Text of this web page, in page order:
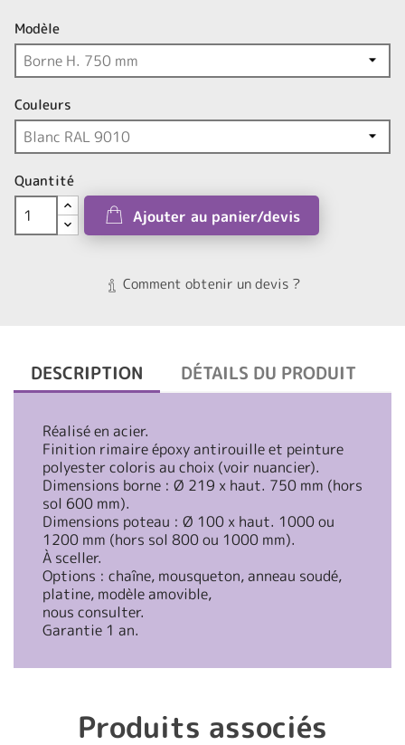
Modèle
Couleurs
Quantité
Ajouter au panier/devis
Comment obtenir un devis ?
DESCRIPTION DÉTAILS DU PRODUIT
Réalisé en acier.
Finition rimaire époxy antirouille et peinture
polyester coloris au choix (voir nuancier).
Dimensions borne : Ø 219 x haut. 750 mm (hors
sol 600 mm).
Dimensions poteau : Ø 100 x haut. 1000 ou
1200 mm (hors sol 800 ou 1000 mm).
À sceller.
Options : chaîne, mousqueton, anneau soudé,
platine, modèle amovible,
nous consulter.
Garantie 1 an.
Produits associés